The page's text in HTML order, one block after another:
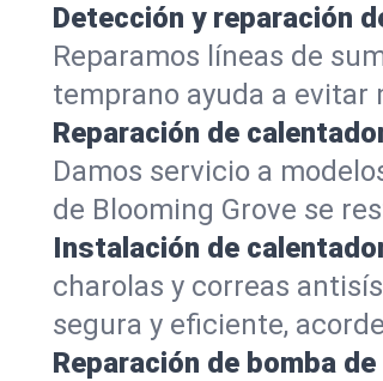
Detección y reparación
Reparamos líneas de
temprano ayuda a evitar
Reparación de
Damos servicio a
de Blooming Grove se
Instalación de
charolas y correas
segura y eficiente,
Reparación de bomba